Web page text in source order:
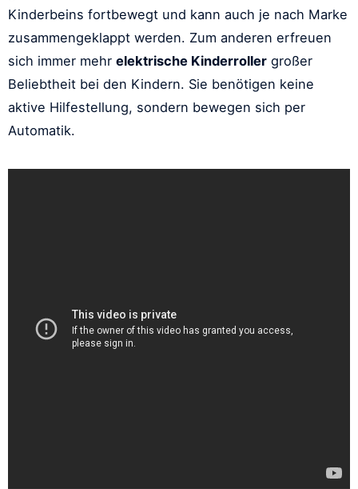
Kinderbeins fortbewegt und kann auch je nach Marke
zusammengeklappt werden. Zum anderen erfreuen
sich immer mehr elektrische Kinderroller großer
Beliebtheit bei den Kindern. Sie benötigen keine
aktive Hilfestellung, sondern bewegen sich per
Automatik.